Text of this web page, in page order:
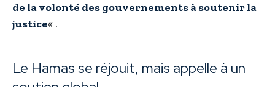
de la volonté des gouvernements à soutenir la
justice« .
Le Hamas se réjouit, mais appelle à un